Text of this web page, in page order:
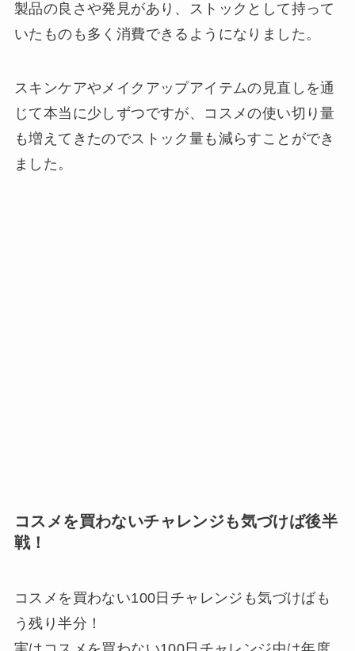
製品の良さや発見があり、ストックとして持って
いたものも多く消費できるようになりました。
スキンケアやメイクアップアイテムの見直しを通
じて本当に少しずつですが、コスメの使い切り量
も増えてきたのでストック量も減らすことができ
ました。
コスメを買わないチャレンジも気づけば後半
戦！
コスメを買わない100日チャレンジも気づけばも
う残り半分！